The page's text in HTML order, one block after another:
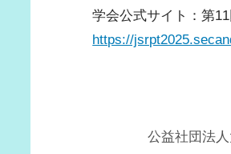
学会公式サイト：第
https://
公益社団法